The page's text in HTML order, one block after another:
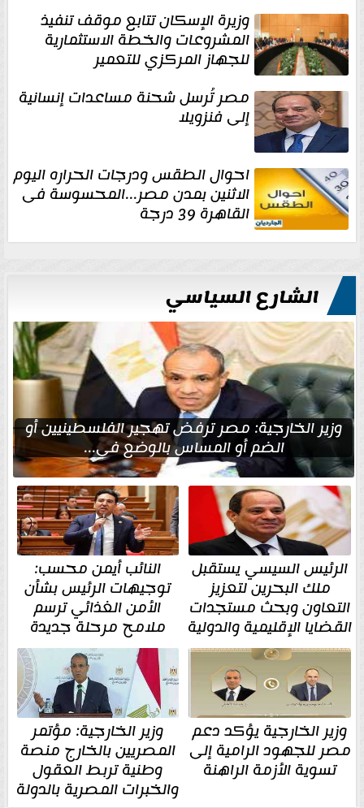
وزيرة الإسكان تتابع موقف تنفيذ
المشروعات والخطة الاستثمارية
للجهاز المركزي للتعمير
مصر تُرسل شحنة مساعدات إنسانية
إلى فنزويلا
احوال الطقس ودرجات الحراره اليوم
الاثنين بمدن مصر...المحسوسة فى
القاهرة 39 درجة
الشارع السياسي
وزير الخارجية: مصر ترفض تهجير الفلسطينيين أو
الضم أو المساس بالوضع في...
الرئيس السيسي يستقبل
ملك البحرين لتعزيز
التعاون وبحث مستجدات
القضايا الإقليمية والدولية
النائب أيمن محسب:
توجيهات الرئيس بشأن
الأمن الغذائي ترسم
ملامح مرحلة جديدة
وزير الخارجية يؤكد دعم
مصر للجهود الرامية إلى
تسوية الأزمة الراهنة
وزير الخارجية: مؤتمر
المصريين بالخارج منصة
وطنية تربط العقول
والخبرات المصرية بالدولة